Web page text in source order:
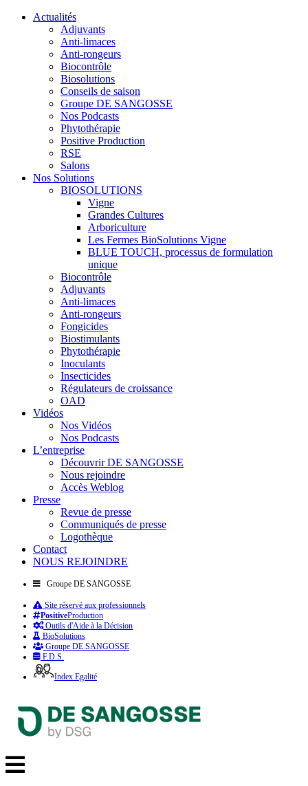
Actualités
Adjuvants
Anti-limaces
Anti-rongeurs
Biocontrôle
Biosolutions
Conseils de saison
Groupe DE SANGOSSE
Nos Podcasts
Phytothérapie
Positive Production
RSE
Salons
Nos Solutions
BIOSOLUTIONS
Vigne
Grandes Cultures
Arboriculture
Les Fermes BioSolutions Vigne
BLUE TOUCH, processus de formulation
unique
Biocontrôle
Adjuvants
Anti-limaces
Anti-rongeurs
Fongicides
Biostimulants
Phytothérapie
Inoculants
Insecticides
Régulateurs de croissance
OAD
Vidéos
Nos Vidéos
Nos Podcasts
L’entreprise
Découvrir DE SANGOSSE
Nous rejoindre
Accès Weblog
Presse
Revue de presse
Communiqués de presse
Logothèque
Contact
NOUS REJOINDRE
Groupe DE SANGOSSE
Site réservé aux professionnels
PositiveProduction
Outils d'Aide à la Décision
BioSolutions
Groupe DE SANGOSSE
F.D.S.
Index Egalité